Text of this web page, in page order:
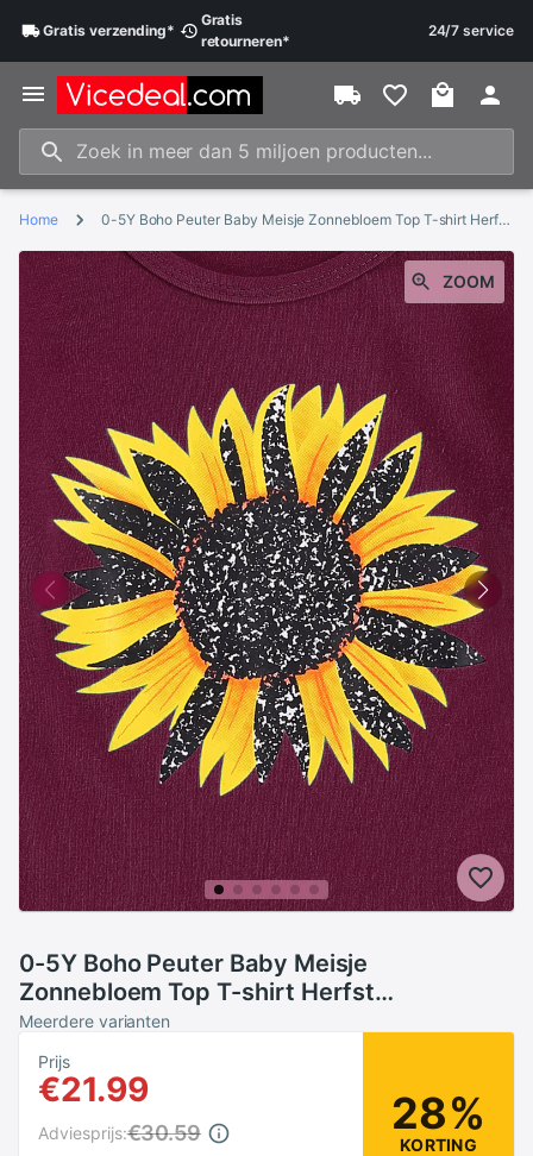
Gratisverzending*
Gratis
retourneren*
24/7 service
Home 0-5Y Boho Peuter Baby Meisje Zonnebloem Top T-shirt Herfst Bloemenprint Flare Lange Mouwen Tee Outfit
ZOOM
0-5Y Boho Peuter Baby Meisje
Zonnebloem Top T-shirt Herfst
Bloemenprint Flare Lange Mouwen Tee
Outfit
Meerdere varianten
Prijs
€21.99
Adviesprijs:€30.59 28%
KORTING